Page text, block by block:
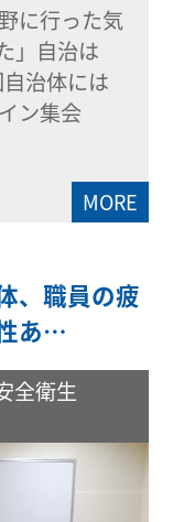
に行った気
」自治は
治体には
ン集会
MORE
、職員の疲
あ…
全衛生